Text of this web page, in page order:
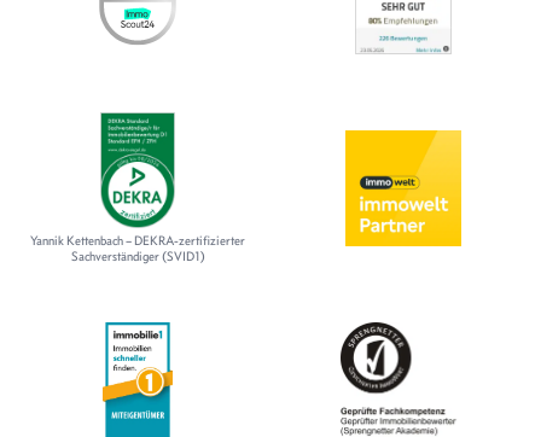
Yannik Kettenbach – DEKRA-zertifizierter
Sachverständiger (SVID1)